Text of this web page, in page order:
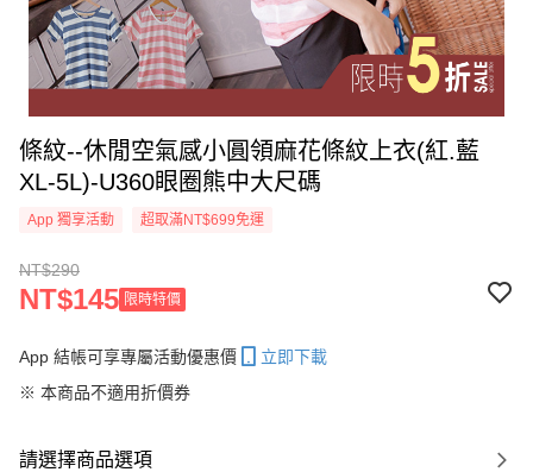
條紋--休閒空氣感小圓領麻花條紋上衣(紅.藍
XL-5L)-U360眼圈熊中大尺碼
App 獨享活動 超取滿NT$699免運
NT$290
NT$145 限時特價
App 結帳可享專屬活動優惠價
立即下載
※ 本商品不適用折價券
請選擇商品選項